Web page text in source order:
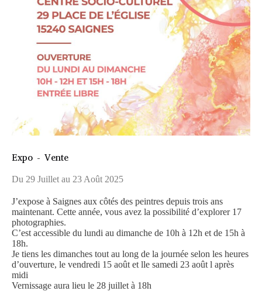
Expo - Vente
Du 29 Juillet au 23 Août 2025
J’expose à Saignes aux côtés des peintres depuis trois ans
maintenant. Cette année, vous avez la possibilité d’explorer 17
photographies.
C’est accessible du lundi au dimanche de 10h à 12h et de 15h à
18h.
Je tiens les dimanches tout au long de la journée selon les heures
d’ouverture, le vendredi 15 août et lle samedi 23 août l après
midi
Vernissage aura lieu le 28 juillet à 18h